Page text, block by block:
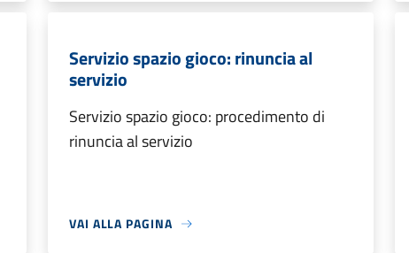
Servizio spazio gioco: rinuncia al
servizio
Servizio spazio gioco: procedimento di
rinuncia al servizio
VAI ALLA PAGINA